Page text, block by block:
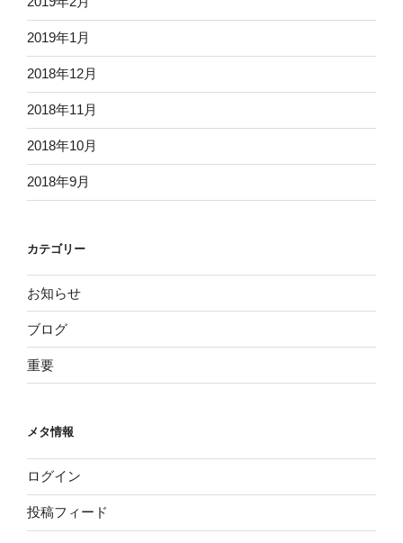
2019年1月
2018年12月
2018年11月
2018年10月
2018年9月
カテゴリー
お知らせ
ブログ
重要
メタ情報
ログイン
投稿フィード